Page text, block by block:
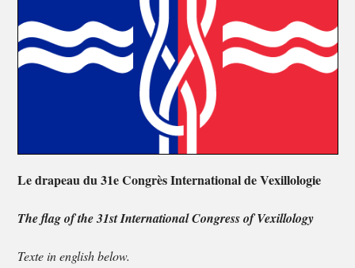
Le drapeau du 31e Congrès International de Vexillologie
The flag of the 31st International Congress of Vexillology
Texte in english below.